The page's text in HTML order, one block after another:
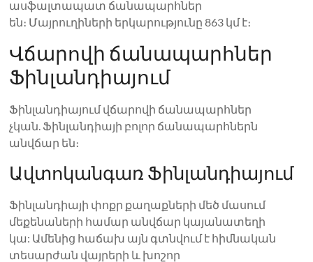
ասֆալտապատ ճանապարհներ
են։ Մայրուղիների երկարությունը 863 կմ է։
Վճարովի ճանապարհներ
Ֆինլանդիայում
Ֆինլանդիայում վճարովի ճանապարհներ
չկան. Ֆինլանդիայի բոլոր ճանապարհներն
անվճար են։
Ավտոկանգառ Ֆինլանդիայում
Ֆինլանդիայի փոքր քաղաքների մեծ մասում
մեքենաների համար անվճար կայանատեղի
կա: Ամենից հաճախ այն գտնվում է հիմնական
տեսարժան վայրերի և խոշոր